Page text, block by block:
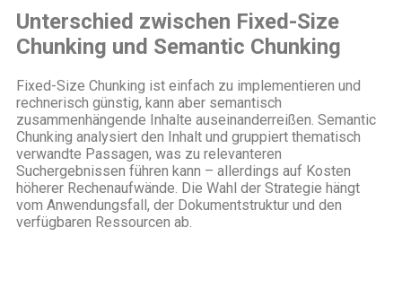
Unterschied zwischen Fixed-Size
Chunking und Semantic Chunking
Fixed-Size Chunking ist einfach zu implementieren und
rechnerisch günstig, kann aber semantisch
zusammenhängende Inhalte auseinanderreißen. Semantic
Chunking analysiert den Inhalt und gruppiert thematisch
verwandte Passagen, was zu relevanteren
Suchergebnissen führen kann – allerdings auf Kosten
höherer Rechenaufwände. Die Wahl der Strategie hängt
vom Anwendungsfall, der Dokumentstruktur und den
verfügbaren Ressourcen ab.